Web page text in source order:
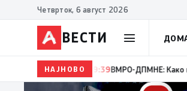
Четврток, 6 август 2026
ВЕСТИ
НАЈНОВО
19:39ВМРО-ДПМНЕ: Како што му